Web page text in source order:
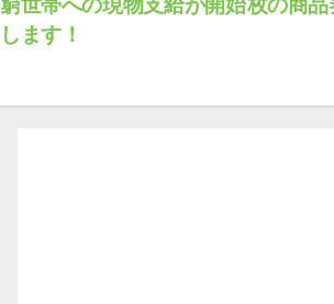
稿
ナ
ゲ
枚の商品
窮世帯への現物支給が開始
します！